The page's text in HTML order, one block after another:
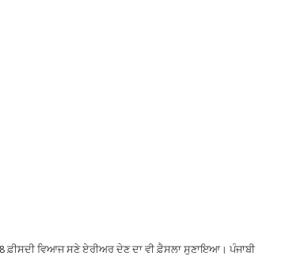
ਫ਼ੀਸਦੀ ਵਿਆਜ ਸਣੇ ਏਰੀਅਰ ਦੇਣ ਦਾ ਵੀ ਫ਼ੈਸਲਾ ਸੁਣਾਇਆ। ਪੰਜਾਬੀ